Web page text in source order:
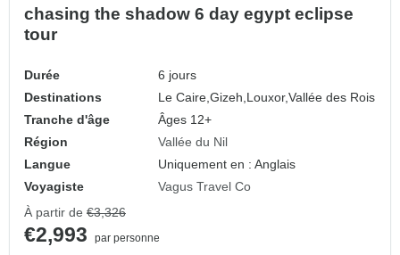
chasing the shadow 6 day egypt eclipse
tour
Durée
6 jours
Destinations
Le Caire,Gizeh,Louxor,Vallée des Rois
Tranche d'âge
Âges 12+
Région
Vallée du Nil
Langue
Uniquement en : Anglais
Voyagiste
Vagus Travel Co
À partir de €3,326
€2,993
par personne